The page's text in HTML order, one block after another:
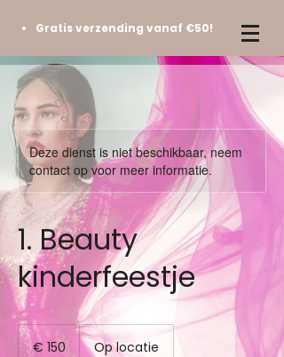
Gratis verzending vanaf €50!
Deze dienst is niet beschikbaar, neem
contact op voor meer informatie.
1. Beauty
kinderfeestje
150
euro€ 150 Op locatie